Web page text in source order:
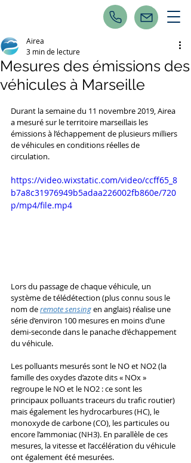
Mesures des émissions des
véhicules à Marseille
Airea
3 min de lecture
Durant la semaine du 11 novembre 2019, Airea
a mesuré sur le territoire marseillais les
émissions à l’échappement de plusieurs milliers
de véhicules en conditions réelles de
circulation.
https://video.wixstatic.com/video/ccff65_8
b7a8c31976949b5adaa226002fb860e/720
p/mp4/file.mp4
Lors du passage de chaque véhicule, un
système de télédétection (plus connu sous le
nom de remote sensing en anglais) réalise une
série d’environ 100 mesures en moins d’une
demi-seconde dans le panache d’échappement
du véhicule.
Les polluants mesurés sont le NO et NO2 (la
famille des oxydes d’azote dits « NOx »
regroupe le NO et le NO2 : ce sont les
principaux polluants traceurs du trafic routier)
mais également les hydrocarbures (HC), le
monoxyde de carbone (CO), les particules ou
encore l’ammoniac (NH3). En parallèle de ces
mesures, la vitesse et l’accélération du véhicule
ont également été mesurées.